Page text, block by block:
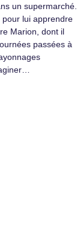
un supermarché.
lui apprendre
Marion, dont il
passées à